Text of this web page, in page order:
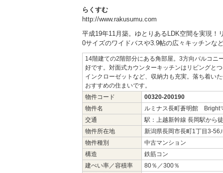
らくすむ
http://www.rakusumu.com
平成19年11月築。ゆとりあるLDK空間を実現
0サイズのワイドバスや3.9帖の広々キッチン
14階建ての2階部分にある角部屋。3方向バルコニ
好です。対面式カウンターキッチンはリビングと
インクローゼットなど、収納力も充実。落ち着い
おすすめの住まいです。
物件コード
00320-200190
物件名
ルミナス長町蒼明館 Bright
交通
駅：上越新幹線 長岡駅から
物件所在地
新潟県長岡市長町1丁目3-56
物件種別
中古マンション
構造
鉄筋コン
建ぺい率／容積率
80％／300％